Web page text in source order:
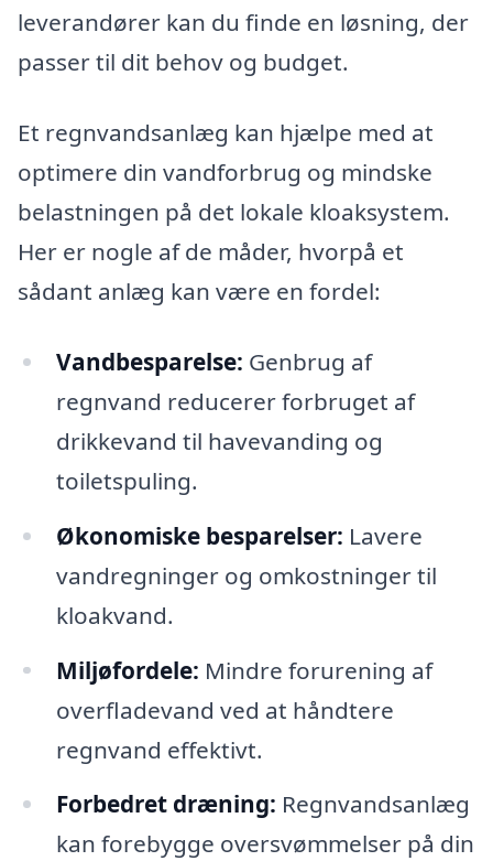
leverandører kan du finde en løsning, der
passer til dit behov og budget.
Et regnvandsanlæg kan hjælpe med at
optimere din vandforbrug og mindske
belastningen på det lokale kloaksystem.
Her er nogle af de måder, hvorpå et
sådant anlæg kan være en fordel:
Vandbesparelse: Genbrug af
regnvand reducerer forbruget af
drikkevand til havevanding og
toiletspuling.
Økonomiske besparelser: Lavere
vandregninger og omkostninger til
kloakvand.
Miljøfordele: Mindre forurening af
overfladevand ved at håndtere
regnvand effektivt.
Forbedret dræning: Regnvandsanlæg
kan forebygge oversvømmelser på din